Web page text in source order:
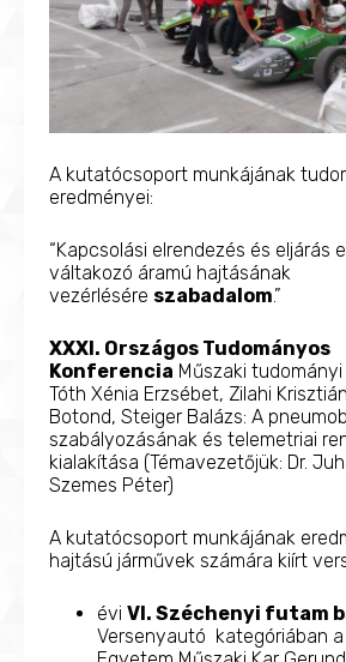
A kutatócsoport munkájának
eredményei:
“Kapcsolási elrendezés és eljárás
váltakozó áramú hajtásának
vezérlésére szabadalom.”
XXXI. Országos Tudományos
Konferencia Műszaki
Tóth Xénia Erzsébet, Zilahi
Botond, Steiger Balázs: A
szabályozásának és telemetriai
kialakítása (Témavezetőjük: Dr.
Szemes Péter)
A kutatócsoport munkájának
hajtású járművek számára kiírt
évi VI. Széchenyi futam
Versenyautó kategóriában a